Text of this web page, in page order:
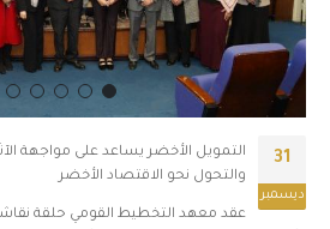
31
ديسمبر
التمويل الأخضر يساعد على مواجهة
والتحول نحو الاقتصاد الأخضر
عقد معهد التخطيط القومي حلقة